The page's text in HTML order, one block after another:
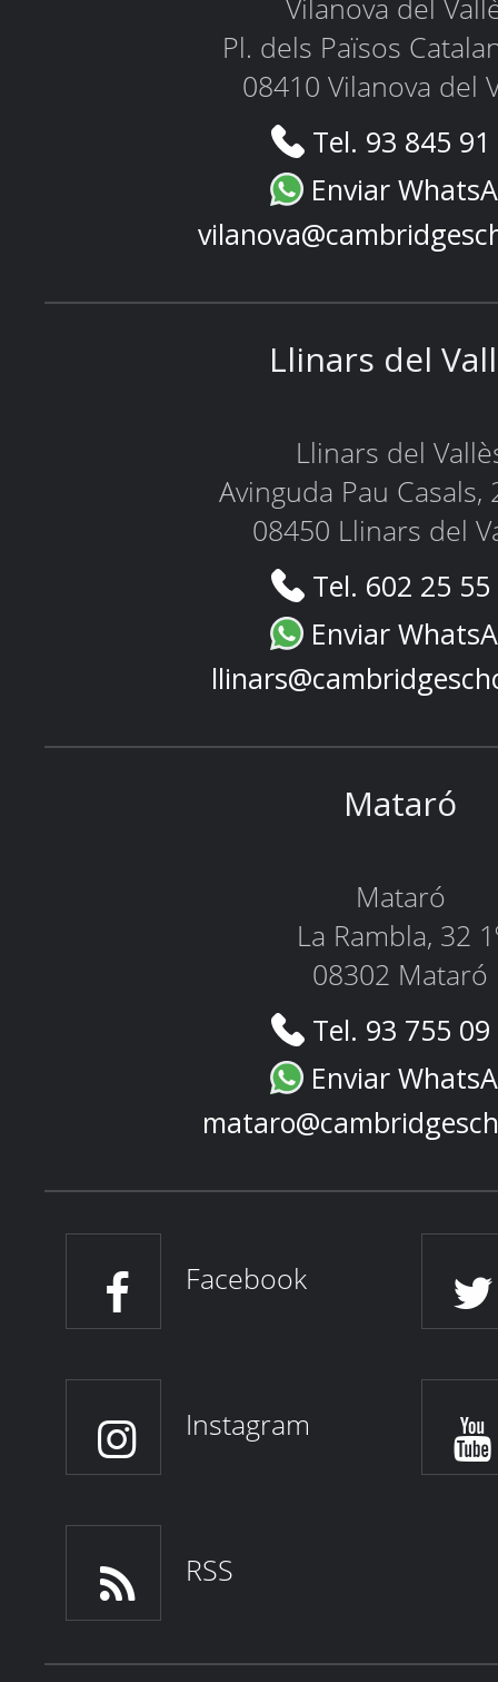
Vilanova del
Pl. dels Països
08410 Vilanova del
Tel. 93 845
Enviar
Llinars del
Llinars del
Avinguda Pau Casals,
08450 Llinars del
Tel. 602 25
Enviar
Mataró
Mataró
La Rambla, 32
08302 Mataró
Tel. 93 755
Enviar
Facebook
Instagram
RSS